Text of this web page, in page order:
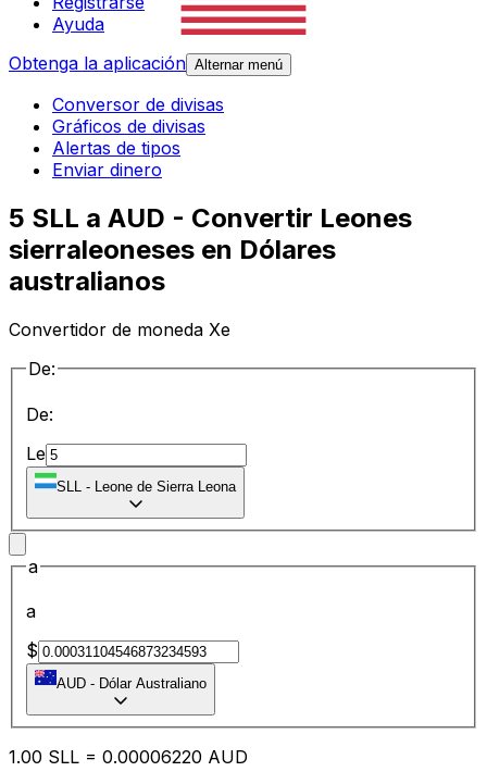
Ayuda
Obtenga la aplicación Alternar menú
Conversor de divisas
Gráficos de divisas
Alertas de tipos
Enviar dinero
5 SLL a AUD - Convertir Leones
sierraleoneses en Dólares
australianos
Convertidor de moneda Xe
De:
De:
Le
SLL - Leone de Sierra Leona
a
a
$
AUD - Dólar Australiano
1.00 SLL = 0.00006220 AUD